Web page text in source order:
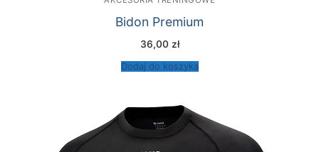
Bidon Premium
36,00 zł
Dodaj do koszyka